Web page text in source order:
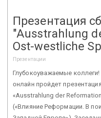
Презентация
"Ausstrahlung
Ost-westliche
Презентации
Глубокоуважаемые
онлайн пройдет
«Ausstrahlung der
(«Влияние Реформации. В